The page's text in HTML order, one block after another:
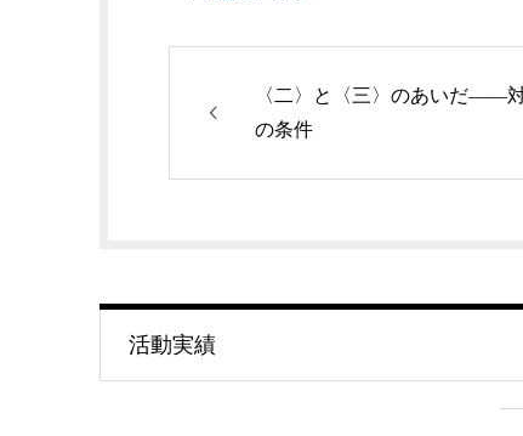
〈二〉と〈三〉のあいだ――
の条件
活動実績